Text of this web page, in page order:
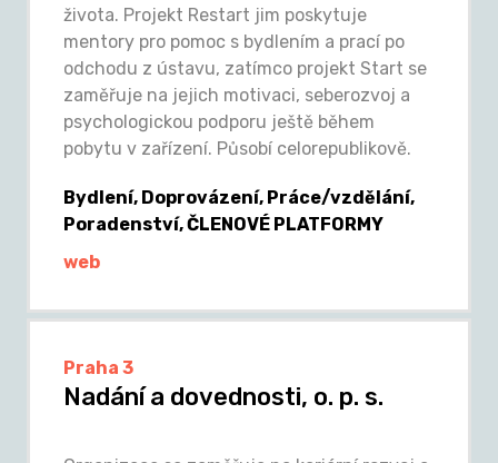
života. Projekt Restart jim poskytuje
mentory pro pomoc s bydlením a prací po
odchodu z ústavu, zatímco projekt Start se
zaměřuje na jejich motivaci, seberozvoj a
psychologickou podporu ještě během
pobytu v zařízení. Působí celorepublikově.
Bydlení, Doprovázení, Práce/vzdělání,
Poradenství, ČLENOVÉ PLATFORMY
web
Praha 3
Nadání a dovednosti, o. p. s.